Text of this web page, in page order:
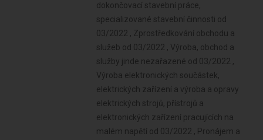
dokončovací stavební práce,
specializované stavební činnosti od
03/2022 , Zprostředkování obchodu a
služeb od 03/2022 , Výroba, obchod a
služby jinde nezařazené od 03/2022 ,
Výroba elektronických součástek,
elektrických zařízení a výroba a opravy
elektrických strojů, přístrojů a
elektronických zařízení pracujících na
malém napětí od 03/2022 , Pronájem a